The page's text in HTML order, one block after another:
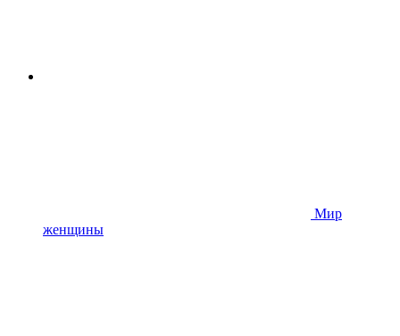
Мир
женщины